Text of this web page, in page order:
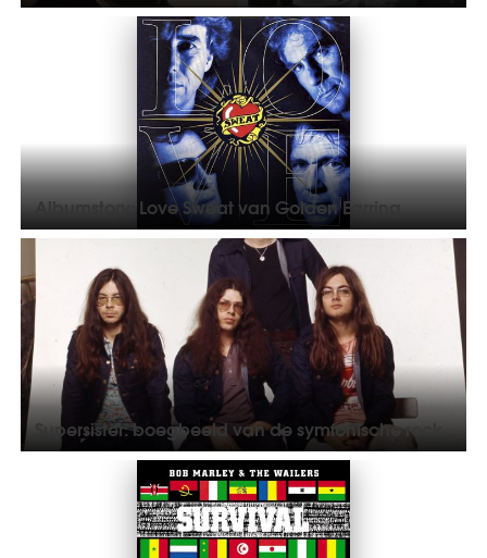
Albumstory: Love Sweat van Golden Earring
Supersister: boegbeeld van de symfonische rock